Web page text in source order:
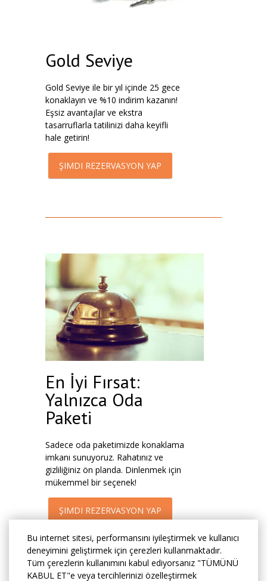
Bu internet sitesi, performansını iyileştirmek ve kullanıcı
deneyimini geliştirmek için çerezleri kullanmaktadır.
Tüm çerezlerin kullanımını kabul ediyorsanız "TÜMÜNÜ
KABUL ET"e veya tercihlerinizi özelleştirmek
Gold Seviye
Gold Seviye ile bir yıl içinde 25 gece
konaklayın ve %10 indirim kazanın!
Eşsiz avantajlar ve ekstra
tasarruflarla tatilinizi daha keyifli
hale getirin!
ŞIMDI REZERVASYON YAP
En İyi Fırsat:
Yalnızca Oda
Paketi
Sadece oda paketimizde konaklama
imkanı sunuyoruz. Rahatınız ve
gizliliğiniz ön planda. Dinlenmek için
mükemmel bir seçenek!
ŞIMDI REZERVASYON YAP